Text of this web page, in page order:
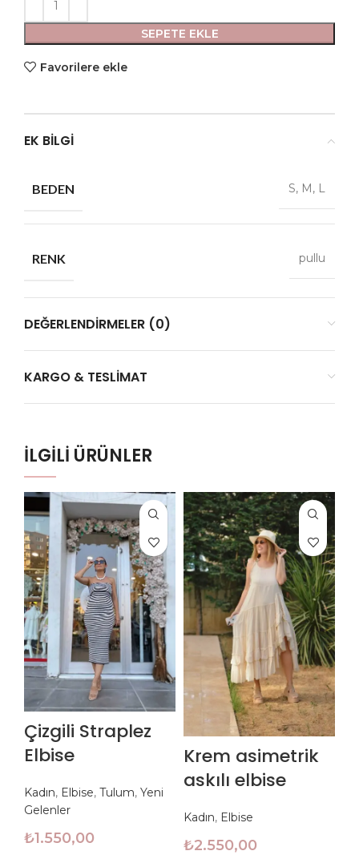
SEPETE EKLE
Favorilere ekle
EK BILGI
BEDEN S, M, L
RENK pullu
DEĞERLENDIRMELER (0)
KARGO & TESLIMAT
İLGILI ÜRÜNLER
Çizgili Straplez
Elbise
Kadın, Elbise, Tulum, Yeni
Gelenler
₺1.550,00
Krem asimetrik
askılı elbise
Kadın, Elbise
₺2.550,00